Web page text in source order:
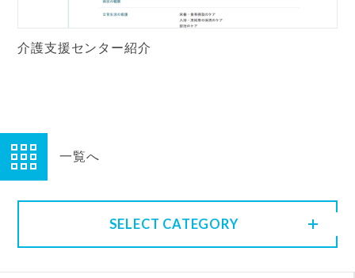
介護支援センター紹介
一覧へ
SELECT CATEGORY